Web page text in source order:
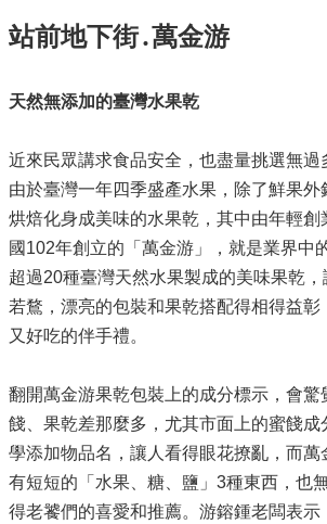
站前地下街․萬金游
天然無添加的臺灣水果乾
近來民眾講求食品安全，也盡量挑選無過
由於臺灣一年四季盛產水果，除了鮮果外
烘焙化身成美味的水果乾，其中由年輕創
國102年創立的「萬金游」，就是業界中
超過20種臺灣天然水果製成的美味果乾
若鶩，漂亮的包裝和果乾搭配得相得益
又好吃的伴手禮。
翻開萬金游果乾包裝上的成分標示，會驚
餞、果乾差那麼多，尤其市面上的蜜餞成
學添加物品名，讓人看得眼花撩亂，而萬
有短短的「水果、糖、鹽」3種東西，也
得老饕們的喜愛和推薦。游鎔鍾老闆表示